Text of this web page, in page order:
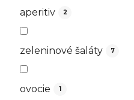
aperitiv 2
zeleninové šaláty 7
ovocie 1